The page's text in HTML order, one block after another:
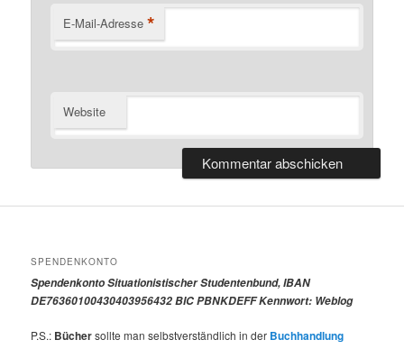
E-Mail-Adresse *
Website
SPENDENKONTO
Spendenkonto Situationistischer Studentenbund, IBAN
DE76360100430403956432 BIC PBNKDEFF Kennwort: Weblog
P.S.: Büchersollte man selbstverständlich in der Buchhandlung